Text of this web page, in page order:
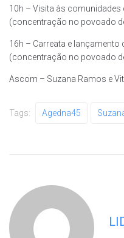
10h – Visita às
(concentração no povoado
16h – Carreata e lançamento
(concentração no povoado
Ascom – Suzana Ramos e
Tags: Agedna45